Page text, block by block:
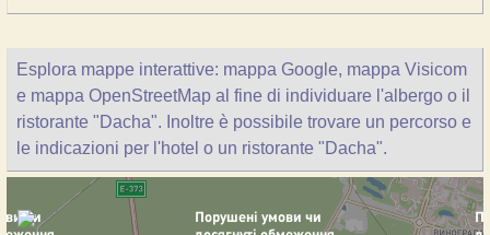
Esplora mappe interattive: mappa Google, mappa Visicom
e mappa OpenStreetMap al fine di individuare l'albergo o il
ristorante "Dacha". Inoltre è possibile trovare un percorso e
le indicazioni per l'hotel o un ristorante "Dacha".